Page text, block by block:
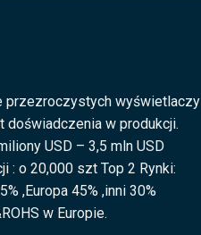
przezroczystych wyświetlaczy
doświadczenia w produkcji.
USD – 3,5 mln USD
: o 20,000 szt Top 2 Rynki:
,Europa 45% ,inni 30%
w Europie.